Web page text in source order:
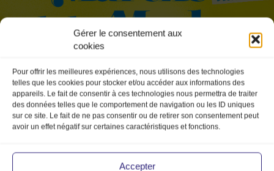
Gérer le consentement aux
cookies
Pour offrir les meilleures expériences, nous utilisons des technologies
telles que les cookies pour stocker et/ou accéder aux informations des
appareils. Le fait de consentir à ces technologies nous permettra de traiter
des données telles que le comportement de navigation ou les ID uniques
sur ce site. Le fait de ne pas consentir ou de retirer son consentement peut
avoir un effet négatif sur certaines caractéristiques et fonctions.
Accepter